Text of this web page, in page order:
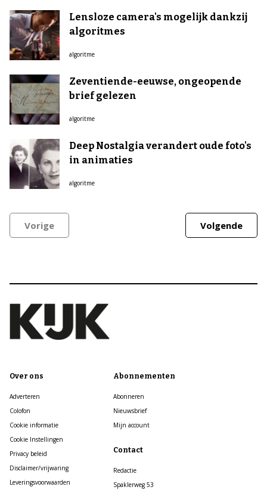
Lensloze camera's mogelijk dankzij
algoritmes
algoritme
Zeventiende-eeuwse, ongeopende
brief gelezen
algoritme
Deep Nostalgia verandert oude foto's
in animaties
algoritme
Vorige Volgende
Over ons
Adverteren
Colofon
Cookie informatie
Cookie Instellingen
Privacy beleid
Disclaimer/vrijwaring
Leveringsvoorwaarden
Abonnementen
Abonneren
Nieuwsbrief
Mijn account
Contact
Redactie
Spaklerweg 53